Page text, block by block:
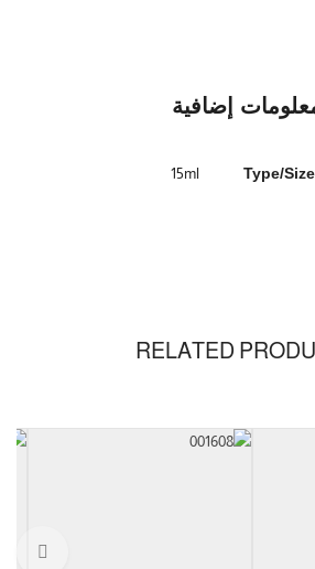
إضافية
Type/Size
15ml
RELATED